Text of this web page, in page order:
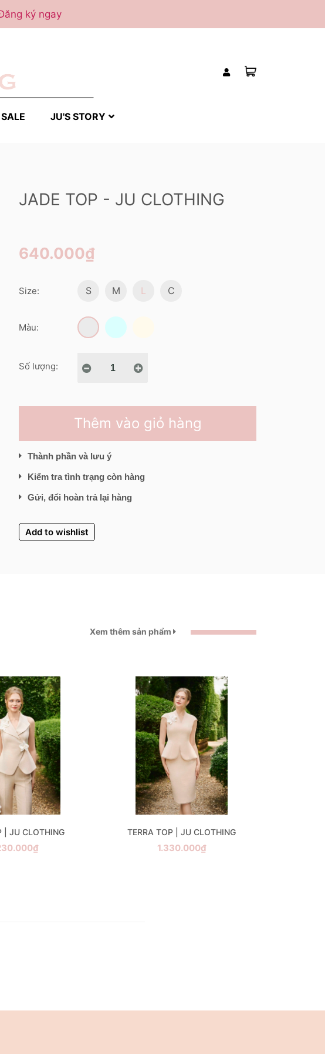
ký ngay
SALE JU'S STORY
JADE TOP - JU CLOTHING
640.000₫
Size: S M L C
Màu:
Số lượng:
Thêm vào giỏ hàng
Thành phần và lưu ý
Kiểm tra tình trạng còn hàng
Gửi, đổi hoàn trả lại hàng
Add to wishlist
Xem thêm sản phẩm
| JU CLOTHING TERRA TOP | JU CLOTHING
1.330.000₫